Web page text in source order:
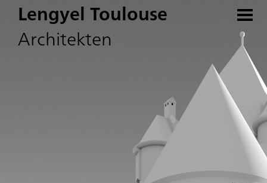
Lengyel Toulouse
Architekten